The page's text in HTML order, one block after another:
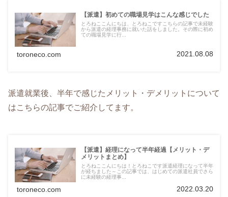
【派遣】初めての職場見学はこんな感じでした
とろねここんにちは、とろねこですこちらの記事で未経験
から派遣の経理事務に就いた話をしました。その際に初め
ての職場見学に行...
toroneco.com 2021.08.08
派遣就業後、半年で感じたメリット・デメリットについて
はこちらの記事でご紹介してます。
【派遣】経理になって半年経過【メリット・デ
メリットまとめ】
とろねここんにちは！とろねこです派遣経理になって半年
が経ちました～この記事では、はじめての派遣社員でさら
に未経験の経理事...
toroneco.com 2022.03.20